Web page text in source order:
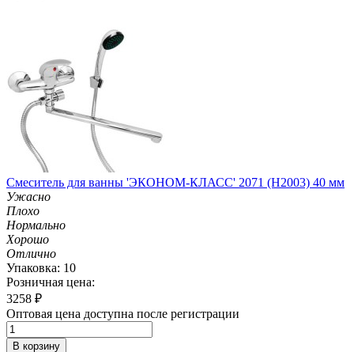
Смеситель для ванны 'ЭКОНОМ-КЛАСС' 2071 (H2003) 40 мм
Ужасно
Плохо
Нормально
Хорошо
Отлично
Упаковка: 10
Розничная цена:
3258 ₽
Оптовая цена доступна после регистрации
В корзину